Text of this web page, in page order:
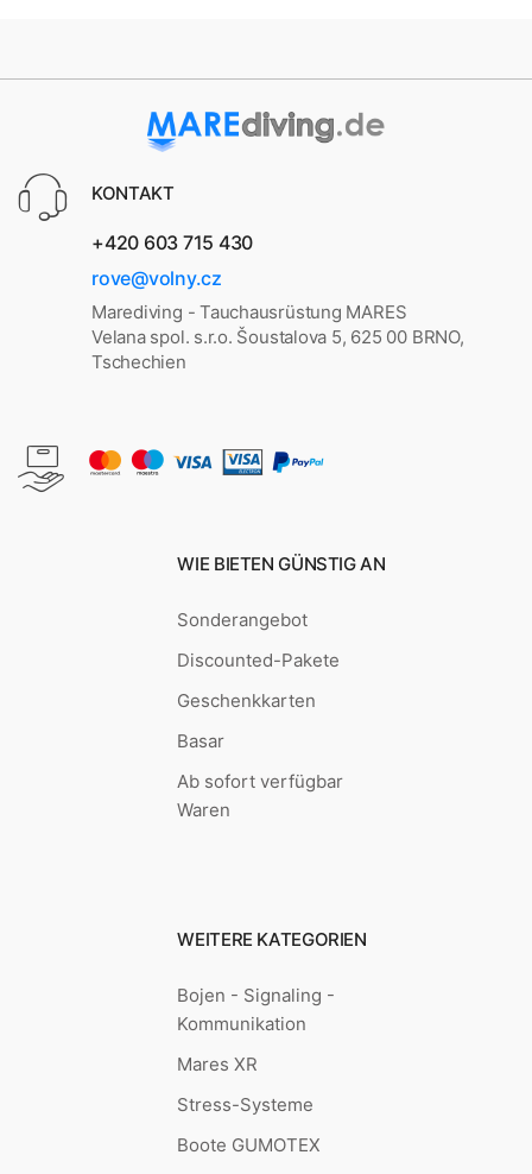
KONTAKT
+420 603 715 430
rove@volny.cz
Marediving - Tauchausrüstung MARES
Velana spol. s.r.o. Šoustalova 5, 625 00 BRNO,
Tschechien
WIE BIETEN GÜNSTIG AN
Sonderangebot
Discounted-Pakete
Geschenkkarten
Basar
Ab sofort verfügbar
Waren
WEITERE KATEGORIEN
Bojen - Signaling -
Kommunikation
Mares XR
Stress-Systeme
Boote GUMOTEX